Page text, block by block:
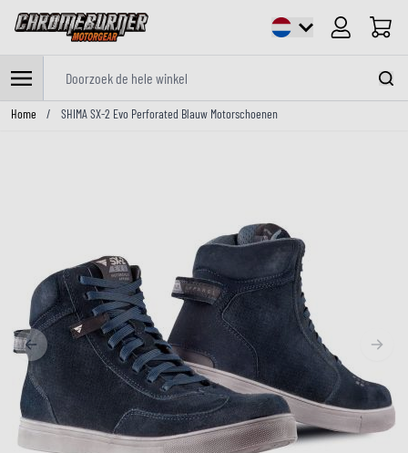
Cart
Ga naar de inhoud
Home / SHIMA SX-2 Evo Perforated Blauw Motorschoenen